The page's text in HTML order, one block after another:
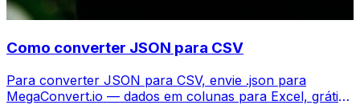
Como converter JSON para CSV
Para converter JSON para CSV, envie .json para
MegaConvert.io — dados em colunas para Excel, grátis,